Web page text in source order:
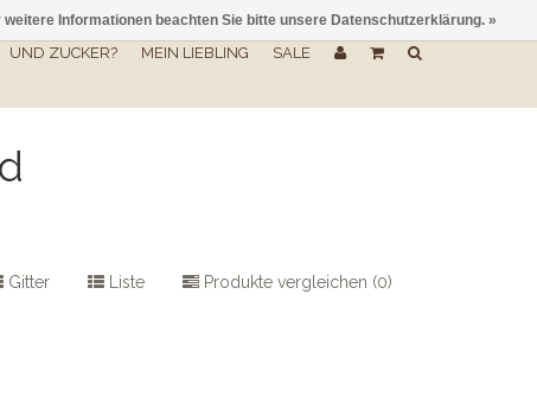
UND ZUCKER? MEIN LIEBLING SALE
Gitter Liste Produkte vergleichen (0)
weitere Informationen beachten Sie bitte unsere Datenschutzerklärung. »